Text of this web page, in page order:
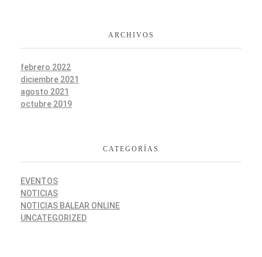
ARCHIVOS
febrero 2022
diciembre 2021
agosto 2021
octubre 2019
CATEGORÍAS
EVENTOS
NOTICIAS
NOTICIAS BALEAR ONLINE
UNCATEGORIZED